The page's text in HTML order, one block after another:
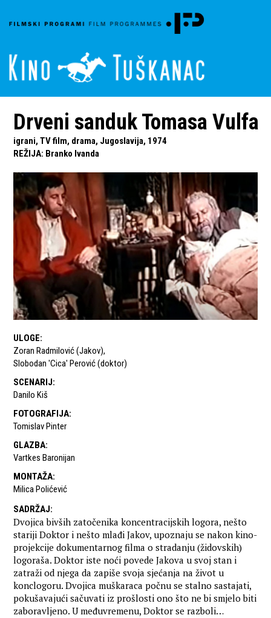
Drveni sanduk Tomasa Vulfa
igrani, TV film, drama, Jugoslavija, 1974
REŽIJA: Branko Ivanda
ULOGE:
Zoran Radmilović (Jakov),
Slobodan 'Cica' Perović (doktor)
SCENARIJ:
Danilo Kiš
FOTOGRAFIJA:
Tomislav Pinter
GLAZBA:
Vartkes Baronijan
MONTAŽA:
Milica Polićević
SADRŽAJ:
Dvojica bivših zatočenika koncentracijskih logora, nešto
stariji Doktor i nešto mlađi Jakov, upoznaju se nakon kino-
projekcije dokumentarnog filma o stradanju (židovskih)
logoraša. Doktor iste noći povede Jakova u svoj stan i
zatraži od njega da zapiše svoja sjećanja na život u
konclogoru. Dvojica muškaraca počnu se stalno sastajati,
pokušavajući sačuvati iz prošlosti ono što ne bi smjelo biti
zaboravljeno. U međuvremenu, Doktor se razboli…